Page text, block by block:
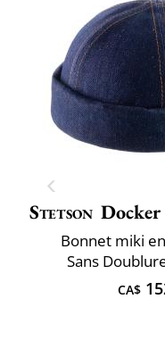
Stetson
Bonnet miki
Sans
CA$